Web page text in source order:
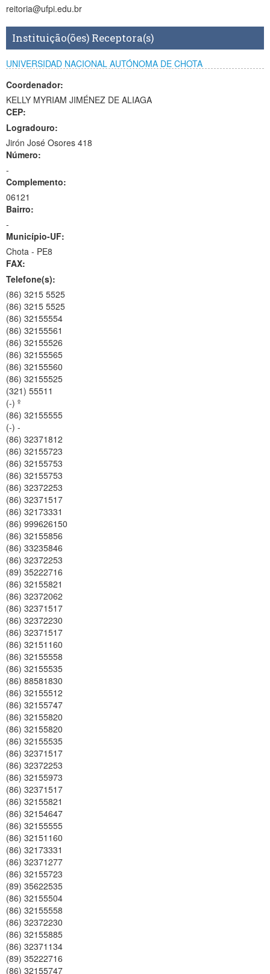
reitoria@ufpi.edu.br
Instituição(ões) Receptora(s)
UNIVERSIDAD NACIONAL AUTÓNOMA DE CHOTA
Coordenador:
KELLY MYRIAM JIMÉNEZ DE ALIAGA
CEP:
Logradouro:
Jirón José Osores 418
Número:
-
Complemento:
06121
Bairro:
-
Município-UF:
Chota - PE8
FAX:
Telefone(s):
(86) 3215 5525
(86) 3215 5525
(86) 32155554
(86) 32155561
(86) 32155526
(86) 32155565
(86) 32155560
(86) 32155525
(321) 55511
(-) º
(86) 32155555
(-) -
(86) 32371812
(86) 32155723
(86) 32155753
(86) 32155753
(86) 32372253
(86) 32371517
(86) 32173331
(86) 999626150
(86) 32155856
(86) 33235846
(86) 32372253
(89) 35222716
(86) 32155821
(86) 32372062
(86) 32371517
(86) 32372230
(86) 32371517
(86) 32151160
(86) 32155558
(86) 32155535
(86) 88581830
(86) 32155512
(86) 32155747
(86) 32155820
(86) 32155820
(86) 32155535
(86) 32371517
(86) 32372253
(86) 32155973
(86) 32371517
(86) 32155821
(86) 32154647
(86) 32155555
(86) 32151160
(86) 32173331
(86) 32371277
(86) 32155723
(89) 35622535
(86) 32155504
(86) 32155558
(86) 32372230
(86) 32155885
(86) 32371134
(89) 35222716
(86) 32155747